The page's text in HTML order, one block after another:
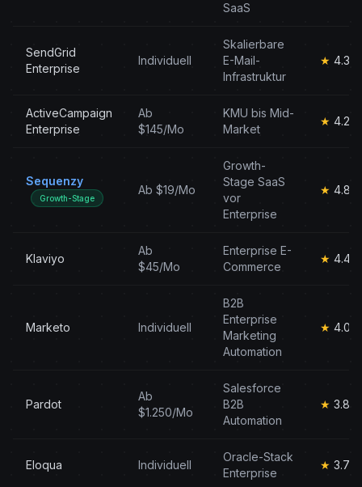
SaaS
SendGrid
Enterprise
Individuell
Skalierbare
E-Mail-
Infrastruktur
★ 4.3
ActiveCampaign
Enterprise
Ab
$145/Mo
KMU bis Mid-
Market
★ 4.2
Sequenzy
Growth-Stage
Ab $19/Mo
Growth-
Stage SaaS
vor
Enterprise
★ 4.8
Klaviyo
Ab
$45/Mo
Enterprise E-
Commerce
★ 4.4
Marketo Individuell
B2B
Enterprise
Marketing
Automation
★ 4.0
Pardot
Ab
$1.250/Mo
Salesforce
B2B
Automation
★ 3.8
Eloqua Individuell
Oracle-Stack
Enterprise
★ 3.7